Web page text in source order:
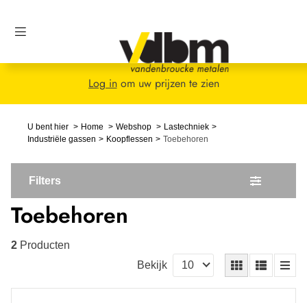
Log inom uw prijzen te zien
U bent hier Home Webshop
Lastechniek
Industriële gassen
Koopflessen Toebehoren
Filters
Toebehoren
2 Producten
Bekijk